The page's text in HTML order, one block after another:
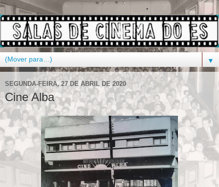
▼
SEGUNDA-FEIRA, 27 DE ABRIL DE 2020
Cine Alba